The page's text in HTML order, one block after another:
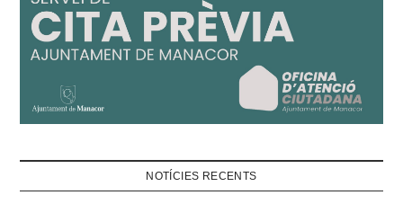
NOTÍCIES RECENTS